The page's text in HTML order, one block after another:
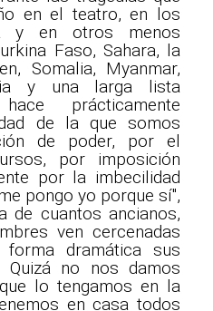
en el teatro, en los
y en otros menos
Faso, Sahara, la
Somalia, Myanmar,
y una larga lista
prácticamente
de la que somos
de poder, por el
por imposición
por la imbecilidad
pongo yo porque sí",
de cuantos ancianos,
ven cercenadas
dramática sus
Quizá no nos damos
lo tengamos en la
en casa todos